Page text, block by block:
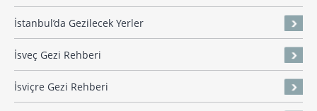
İstanbul’da Gezilecek Yerler
İsveç Gezi Rehberi
İsviçre Gezi Rehberi